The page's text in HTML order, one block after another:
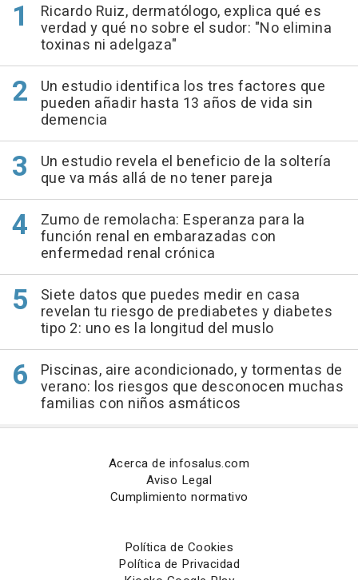
Ricardo Ruiz, dermatólogo, explica qué es
verdad y qué no sobre el sudor: "No elimina
toxinas ni adelgaza"
Un estudio identifica los tres factores que
pueden añadir hasta 13 años de vida sin
demencia
Un estudio revela el beneficio de la soltería
que va más allá de no tener pareja
Zumo de remolacha: Esperanza para la
función renal en embarazadas con
enfermedad renal crónica
Siete datos que puedes medir en casa
revelan tu riesgo de prediabetes y diabetes
tipo 2: uno es la longitud del muslo
Piscinas, aire acondicionado, y tormentas de
verano: los riesgos que desconocen muchas
familias con niños asmáticos
Acerca de infosalus.com
Aviso Legal
Cumplimiento normativo
Política de Cookies
Política de Privacidad